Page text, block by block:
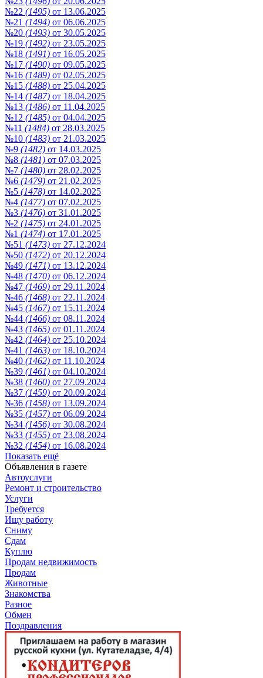
№22 (1495) от 13.06.2025
№21 (1494) от 06.06.2025
№20 (1493) от 30.05.2025
№19 (1492) от 23.05.2025
№18 (1491) от 16.05.2025
№17 (1490) от 09.05.2025
№16 (1489) от 02.05.2025
№15 (1488) от 25.04.2025
№14 (1487) от 18.04.2025
№13 (1486) от 11.04.2025
№12 (1485) от 04.04.2025
№11 (1484) от 28.03.2025
№10 (1483) от 21.03.2025
№9 (1482) от 14.03.2025
№8 (1481) от 07.03.2025
№7 (1480) от 28.02.2025
№6 (1479) от 21.02.2025
№5 (1478) от 14.02.2025
№4 (1477) от 07.02.2025
№3 (1476) от 31.01.2025
№2 (1475) от 24.01.2025
№1 (1474) от 17.01.2025
№51 (1473) от 27.12.2024
№50 (1472) от 20.12.2024
№49 (1471) от 13.12.2024
№48 (1470) от 06.12.2024
№47 (1469) от 29.11.2024
№46 (1468) от 22.11.2024
№45 (1467) от 15.11.2024
№44 (1466) от 08.11.2024
№43 (1465) от 01.11.2024
№42 (1464) от 25.10.2024
№41 (1463) от 18.10.2024
№40 (1462) от 11.10.2024
№39 (1461) от 04.10.2024
№38 (1460) от 27.09.2024
№37 (1459) от 20.09.2024
№36 (1458) от 13.09.2024
№35 (1457) от 06.09.2024
№34 (1456) от 30.08.2024
№33 (1455) от 23.08.2024
№32 (1454) от 16.08.2024
Показать ещё
Объявления в газете
Автоуслуги
Ремонт и строительство
Услуги
Требуется
Ищу работу
Сниму
Сдам
Куплю
Продам недвижимость
Продам
Животные
Знакомства
Разное
Обмен
Поздравления